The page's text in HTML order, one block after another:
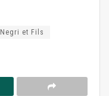
Negri et Fils